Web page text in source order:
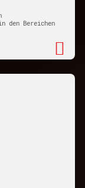
den Bereichen